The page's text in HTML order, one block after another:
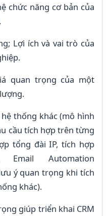
chức năng cơ bản của
Lợi ích và vai trò của
quan trọng của một
hệ thống khác (mô hình
cầu tích hợp trên từng
tổng đài IP, tích hợp
Email Automation
ý quan trọng khi tích
khác).
giúp triển khai CRM